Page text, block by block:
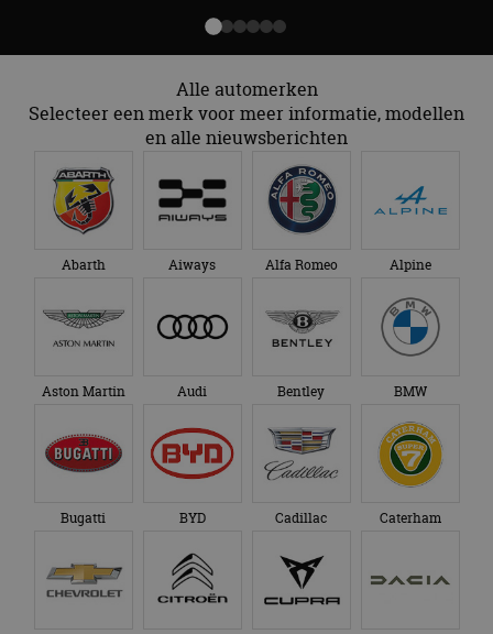
Alle automerken
Selecteer een merk voor meer informatie, modellen
en alle nieuwsberichten
Abarth Aiways Alfa Romeo Alpine
Aston Martin Audi Bentley BMW
Bugatti BYD Cadillac Caterham